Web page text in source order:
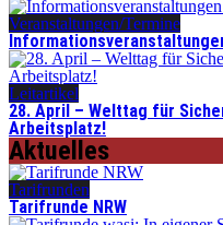
Veranstaltungen/Termine
Leitartikel
28. April – Welttag für
Arbeitsplatz!
Aktuelles
Tarifrunden
Tarifrunde NRW